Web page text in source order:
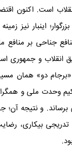
است. اکنون
اینبار نیز
جناحی بر
و جمهوری
«برجام دو» همان
وحدت ملی و
برساند. و نتیجه
بیکاری،